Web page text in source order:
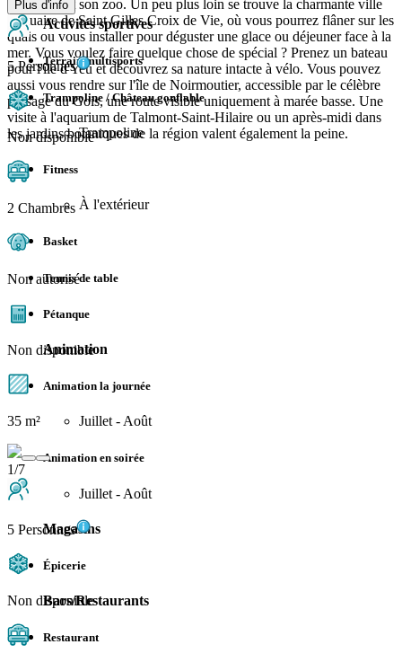
boutiques et son zoo. Un peu plus loin se trouve la charmante ville
portuaire de Saint Gilles Croix de Vie, où vous pourrez flâner sur les
quais ou vous installer pour déguster une glace ou déjeuner face à la
mer. Vous voulez faire quelque chose de spécial ? Prenez un bateau
pour l'île d'Yeu et découvrez sa nature intacte à vélo. Vous pouvez
aussi vous rendre sur l'île de Noirmoutier, accessible par le célèbre
passage du Gois, une route visible uniquement à marée basse. Une
visite à l'aquarium de Talmont-Saint-Hilaire ou un après-midi dans
les jardins botaniques de la région valent également la peine.
Activités sportives
Terrain multisports
Trampoline / Château gonflable
Trampoline
Fitness
À l'extérieur
Basket
Tennis de table
Pétanque
Animation
Animation la journée
Juillet - Août
Animation en soirée
Juillet - Août
Magasins
Épicerie
Bars/Restaurants
Restaurant
Plus d'info
5 Personnes
Non disponible
2 Chambres
Non autorisé
Non disponible
35 m²
1/7
5 Personnes
Non disponible